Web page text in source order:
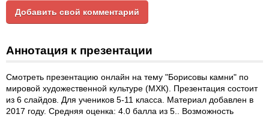
Добавить свой комментарий
Аннотация к презентации
Смотреть презентацию онлайн на тему "Борисовы камни" по
мировой художественной культуре (МХК). Презентация состоит
из 6 слайдов. Для учеников 5-11 класса. Материал добавлен в
2017 году. Средняя оценка: 4.0 балла из 5.. Возможность